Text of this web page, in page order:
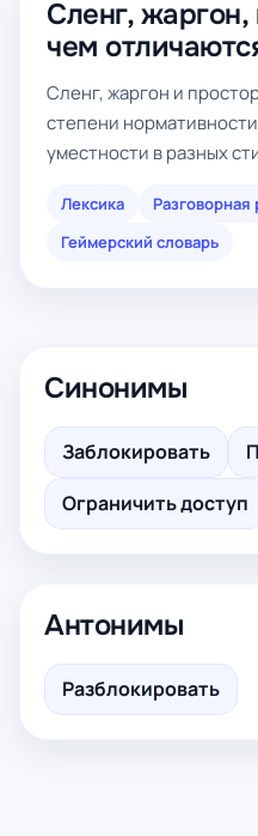
Сленг,
чем
Сленг, жаргон и
степени
уместности в разных
Лексика Разговорная
Геймерский словарь
Синонимы
Заблокировать
Ограничить доступ
Антонимы
Разблокировать